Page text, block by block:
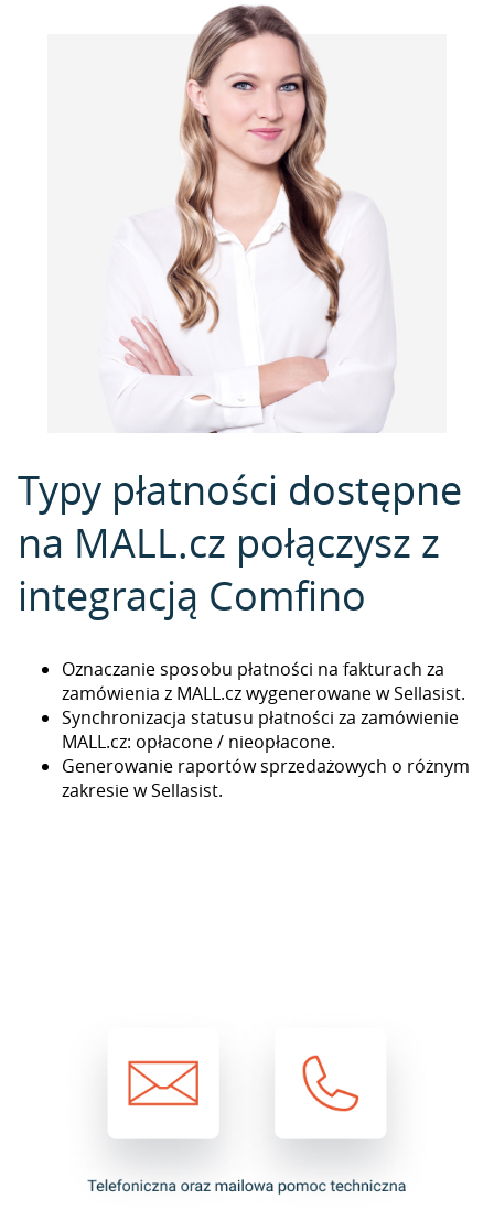
Typy płatności dostępne
na MALL.cz połączysz z
integracją Comfino
Oznaczanie sposobu płatności na fakturach za
zamówienia z MALL.cz wygenerowane w Sellasist.
Synchronizacja statusu płatności za zamówienie
MALL.cz: opłacone / nieopłacone.
Generowanie raportów sprzedażowych o różnym
zakresie w Sellasist.